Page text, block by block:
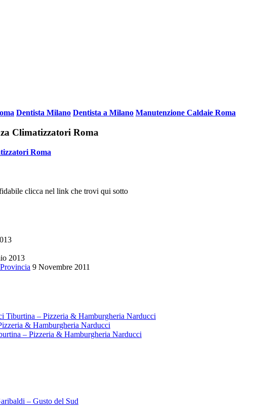
Dentista Milano Dentista a Milano Manutenzione Caldaie Roma
Climatizzatori Roma
Roma
clicca nel link che trovi qui sotto
2013
9 Novembre 2011
Tiburtina – Pizzeria & Hamburgheria Narducci
& Hamburgheria Narducci
– Pizzeria & Hamburgheria Narducci
– Gusto del Sud